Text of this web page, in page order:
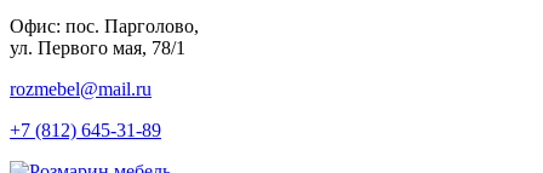
Офис: пос. Парголово,
ул. Первого мая, 78/1
rozmebel@mail.ru
+7 (812) 645-31-89